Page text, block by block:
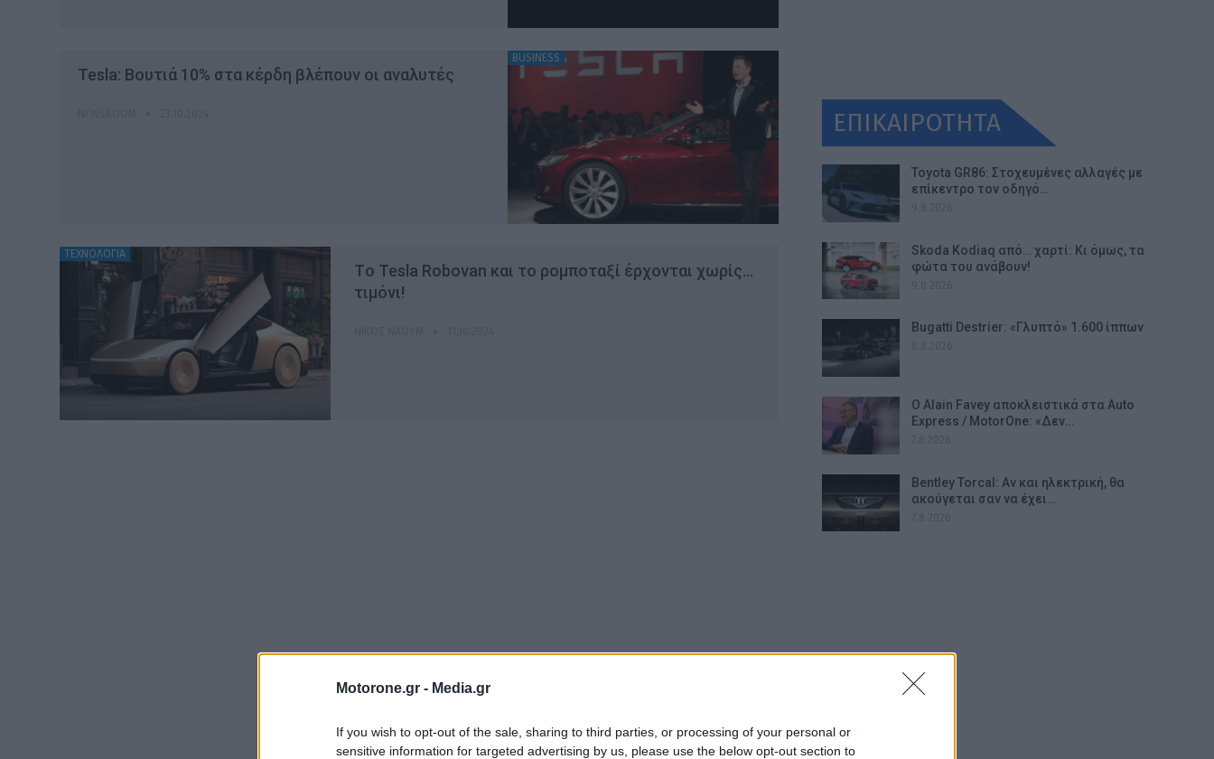
Motorone.gr - Media.gr
If you wish to opt-out of the sale, sharing to third parties, or processing of your personal or
sensitive information for targeted advertising by us, please use the below opt-out section to
BUSINESS
Tesla: Βουτιά 10% στα κέρδη βλέπουν οι αναλυτές
ΤΕΧΝΟΛΟΓΙΑ
Tο Tesla Robovan και το ρομποταξί έρχονται χωρίς…
τιμόνι!
ΕΠΙΚΑΙΡΟΤΗΤΑ
Toyota GR86: Στοχευμένες αλλαγές με
επίκεντρο τον οδηγό…
Skoda Kodiaq από… χαρτί: Κι όμως, τα
φώτα του ανάβουν!
Bugatti Destrier: «Γλυπτό» 1.600 ίππων
Ο Alain Favey αποκλειστικά στα Auto
Express / MotorOne: «Δεν…
Bentley Torcal: Αν και ηλεκτρική, θα
ακούγεται σαν να έχει…